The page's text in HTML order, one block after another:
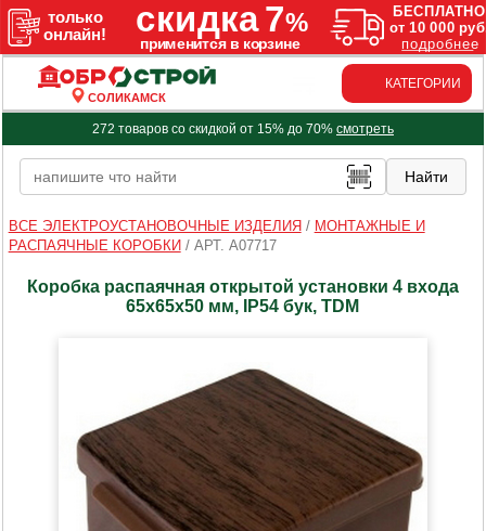
СОЛИКАМСК
КАТЕГОРИИ
272 товаров со скидкой от 15% до 70% смотреть
ВСЕ ЭЛЕКТРОУСТАНОВОЧНЫЕ ИЗДЕЛИЯ / МОНТАЖНЫЕ И
РАСПАЯЧНЫЕ КОРОБКИ / АРТ. A07717
Коробка распаячная открытой установки 4 входа
65х65х50 мм, IP54 бук, TDM